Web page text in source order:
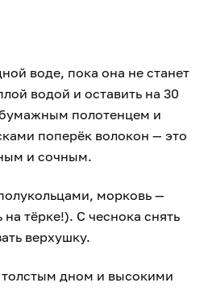
воде, пока она не станет
водой и оставить на 30
полотенцем и
поперёк волокон — это
и сочным.
морковь —
тёрке!). С чеснока снять
верхушку.
толстым дном и высокими